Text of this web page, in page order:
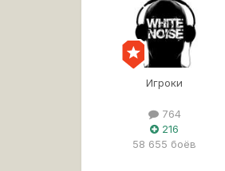
Игроки
764
216
58 655 боёв